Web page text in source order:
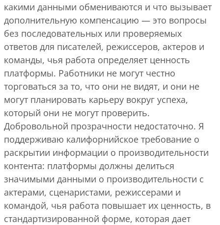
какими данными обмениваются и что вызывает
дополнительную компенсацию — это вопросы
без последовательных или проверяемых
ответов для писателей, режиссеров, актеров и
команды, чья работа определяет ценность
платформы. Работники не могут честно
торговаться за то, что они не видят, и они не
могут планировать карьеру вокруг успеха,
который они не могут проверить.
Добровольной прозрачности недостаточно. Я
поддерживаю калифорнийское требование о
раскрытии информации о производительности
контента: платформы должны делиться
значимыми данными о производительности с
актерами, сценаристами, режиссерами и
командой, чья работа повышает их ценность, в
стандартизированной форме, которая дает